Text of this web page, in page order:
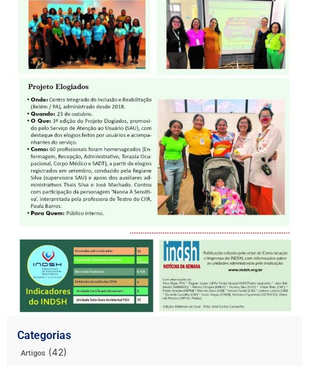
Categorias
Artigos (42)